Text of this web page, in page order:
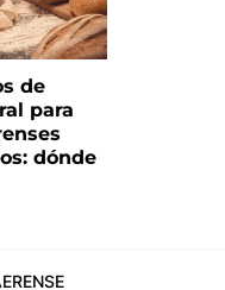
de
para
dónde